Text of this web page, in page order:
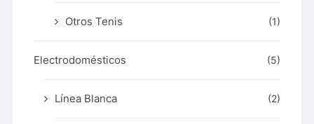
Otros Tenis (1)
Electrodomésticos (5)
Línea Blanca (2)